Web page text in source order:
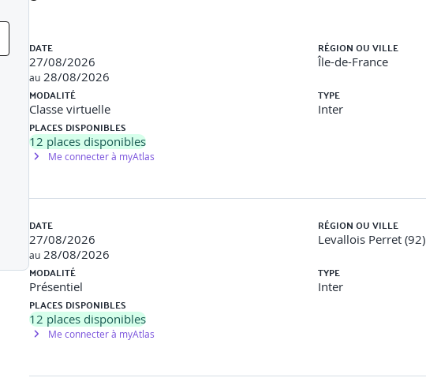
commun
sécurité)
loisir, etc.)
lunettes, robot, drone, etc.)
automobile, construction, finances, énergie)
gestion des données, prévention, etc.)
DATE
27/08/2026
au 28/08/2026
RÉGION OU VILLE
Île-de-France
MODALITÉ
Classe virtuelle
TYPE
Inter
PLACES DISPONIBLES
12 places disponibles
Me connecter à myAtlas
DATE
27/08/2026
au 28/08/2026
RÉGION OU VILLE
Levallois Perret (92)
MODALITÉ
Présentiel
TYPE
Inter
PLACES DISPONIBLES
12 places disponibles
Me connecter à myAtlas